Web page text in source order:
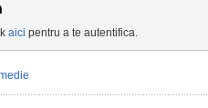
aici pentru a te autentifica.